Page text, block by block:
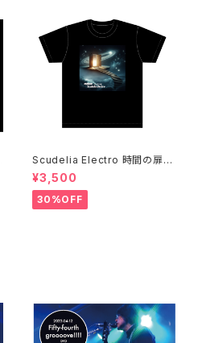
Scudelia Electro 時間の扉T
シャツ・半袖・ブラック
¥3,500
30%OFF